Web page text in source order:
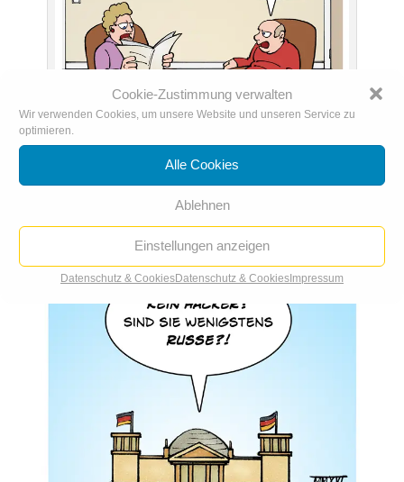
Cookie-Zustimmung verwalten
Wir verwenden Cookies, um unsere Website und unseren Service zu
optimieren.
Alle Cookies
Ablehnen
Einstellungen anzeigen
Datenschutz & CookiesDatenschutz & CookiesImpressum
Russen hacken Brexit